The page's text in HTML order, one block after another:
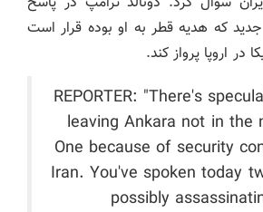
که هدیه قطر به او بوده قرار است
در اروپا پرواز کند.
REPORTER: "There's
leaving Ankara not in the
One because of security
Iran. You've spoken today
possibly